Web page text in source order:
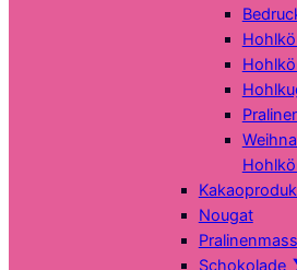
Nougat
Schokolade